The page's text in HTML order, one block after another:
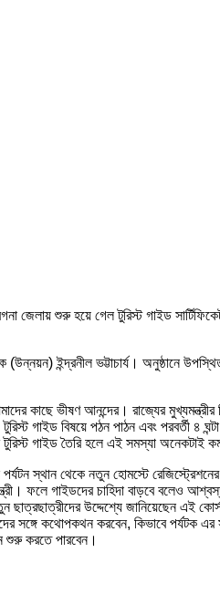
জেলায় শুরু হয়ে গেল টুরিস্ট গাইড
ইন্দ্রনীল ভট্টাচার্য। অনুষ্ঠানে
ভীষণ আনন্দের। রাজ্যের মুখ্যমন্ত্রীর
গাইড বিষয়ে পঠন পাঠন এবং পরবর্তী ৪
গাইড তৈরি হলে এই সমস্যা অনেকটাই
পর্যটন স্থান থেকে নতুন হোমস্টে
ফলে গাইডদের চাহিদা বাড়বে বলেও
ছাত্রছাত্রীদের উদ্দেশ্যে জানিয়েছেন এই
সঙ্গে কথোপকথন করবেন, কিভাবে পর্যটক
শুরু করতে পারবেন।